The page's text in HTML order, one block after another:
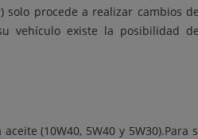
procede a realizar cambios
vehículo existe la posibilidad
(10W40, 5W40 y 5W30).Para